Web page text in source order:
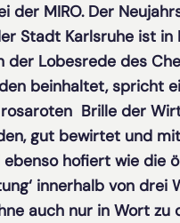
der MIRO. Der
Stadt Karlsruhe ist in
Lobesrede des
beinhaltet, spricht
Brille der
gut bewirtet und
ebenso hofiert wie die
innerhalb von drei
auch nur in Wort zu